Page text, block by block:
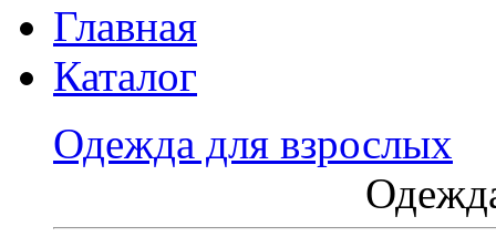
Главная
Каталог
Одежда для взрослых